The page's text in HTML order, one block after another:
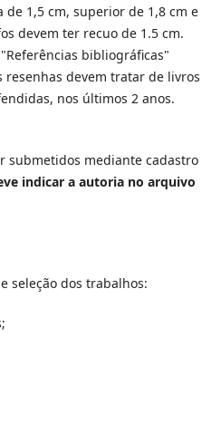
1,5 cm, superior de 1,8 cm e
devem ter recuo de 1.5 cm.
bibliográficas"
resenhas devem tratar de livros
nos últimos 2 anos.
submetidos mediante cadastro
indicar a autoria no arquivo
seleção dos trabalhos: